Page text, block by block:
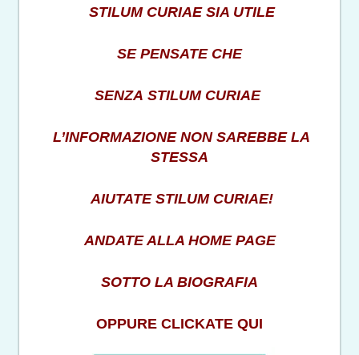
STILUM CURIAE SIA UTILE
SE PENSATE CHE
SENZA STILUM CURIAE
L’INFORMAZIONE NON SAREBBE LA
STESSA
AIUTATE STILUM CURIAE!
ANDATE ALLA HOME PAGE
SOTTO LA BIOGRAFIA
OPPURE CLICKATE QUI